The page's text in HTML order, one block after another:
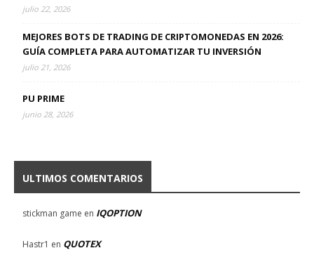
julio 22, 2026
MEJORES BOTS DE TRADING DE CRIPTOMONEDAS EN 2026:
GUÍA COMPLETA PARA AUTOMATIZAR TU INVERSIÓN
julio 21, 2026
PU PRIME
junio 28, 2026
ULTIMOS COMENTARIOS
stickman game en IQOPTION
Hastr1 en QUOTEX